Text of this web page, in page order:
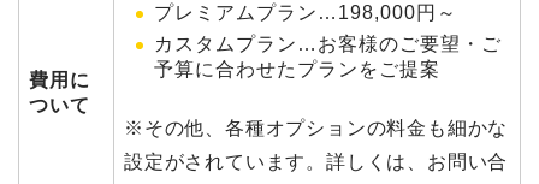
費用に
ついて
プレミアムプラン…198,000円～
カスタムプラン…お客様のご要望・ご
予算に合わせたプランをご提案
※その他、各種オプションの料金も細かな
設定がされています。詳しくは、お問い合